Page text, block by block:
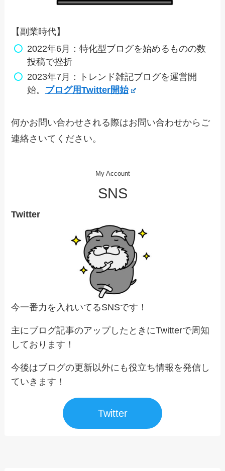
【副業時代】
2022年6月：特化型ブログを始めるものの数
投稿で挫折
2023年7月：トレンド雑記ブログを運営開
始。 ブログ用Twitter開始
何かお問い合わせされる際はお問い合わせからご
連絡さいてください。
My Account
SNS
Twitter
今一番力を入れいてるSNSです！
主にブログ記事のアップしたときにTwitterで周知
しております！
今後はブログの更新以外にも役立ち情報を発信し
ていきます！
Twitter